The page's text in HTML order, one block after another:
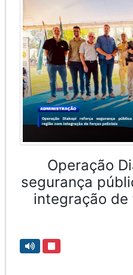
Operação
segurança
integração